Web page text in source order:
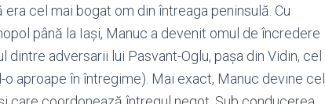
cel mai bogat om din întreaga peninsulă. Cu
până la Iași, Manuc a devenit omul de încredere
dintre adversarii lui Pasvant-Oglu, pașa din Vidin, cel
aproape în întregime). Mai exact, Manuc devine cel